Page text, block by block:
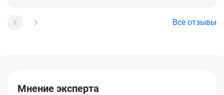
Все отзывы
Мнение эксперта